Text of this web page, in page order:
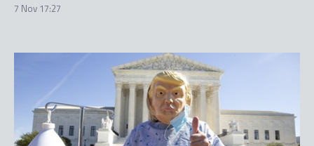
7 Nov 17:27